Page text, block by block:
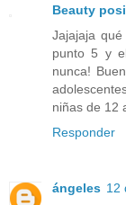
Beauty
Jajajaja
punto 5 y
nunca!
niñas de 12
Responder
ángeles 12